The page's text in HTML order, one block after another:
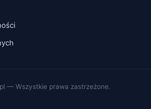
— Wszystkie prawa zastrzeżone.